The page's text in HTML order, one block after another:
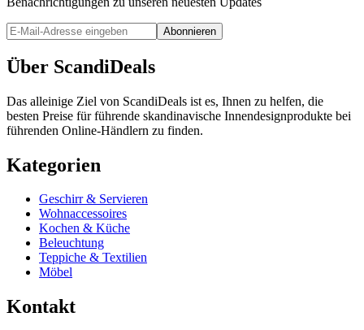
Abonnieren
Über ScandiDeals
Das alleinige Ziel von ScandiDeals ist es, Ihnen zu helfen, die
besten Preise für führende skandinavische Innendesignprodukte bei
führenden Online-Händlern zu finden.
Kategorien
Geschirr & Servieren
Wohnaccessoires
Kochen & Küche
Beleuchtung
Teppiche & Textilien
Möbel
Kontakt